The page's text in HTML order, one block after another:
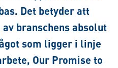
Det betyder att
branschens absolut
som ligger i linje
Our Promise to